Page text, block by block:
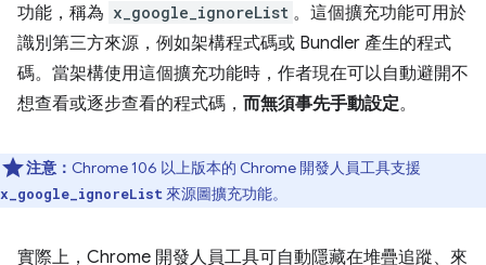
功能，稱為 x_google_ignoreList 。這個擴充功能可用於
識別第三方來源，例如架構程式碼或 Bundler 產生的程式
碼。當架構使用這個擴充功能時，作者現在可以自動避開不
想查看或逐步查看的程式碼， 而無須事先手動設定。
注意： Chrome 106 以上版本的 Chrome 開發人員工具支援
x_google_ignoreList 來源圖擴充功能。
實際上，Chrome 開發人員工具可自動隱藏在堆疊追蹤、來